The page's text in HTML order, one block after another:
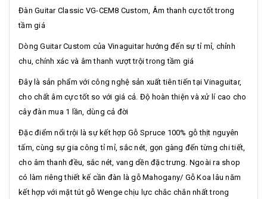
Đàn Guitar Classic VG-CEM8 Custom, Âm thanh cực tốt trong
tầm giá
Dòng Guitar Custom của Vinaguitar hướng đến sự tỉ mỉ, chỉnh
chu, chính xác và âm thanh vượt trội trong tầm giá
Đây là sản phẩm với công nghệ sản xuất tiên tiến tại Vinaguitar,
cho chất âm cực tốt so với giá cả. Độ hoàn thiện và xử lí cao cho
cây đàn mua 1 lần, dùng cả đời
Đặc điểm nổi trội là sự kết hợp Gỗ Spruce 100% gỗ thịt nguyên
tấm, cùng sự gia công tỉ mỉ, sắc nét, gọn gàng đến từng chi tiết,
cho âm thanh đều, sắc nét, vang dền đặc trưng. Ngoài ra shop
có làm riêng thiết kế cần đàn là gỗ Mahogany/ Gỗ Koa lâu năm
kết hợp với mặt tút gỗ Wenge chịu lực chắc chắn nhất trong